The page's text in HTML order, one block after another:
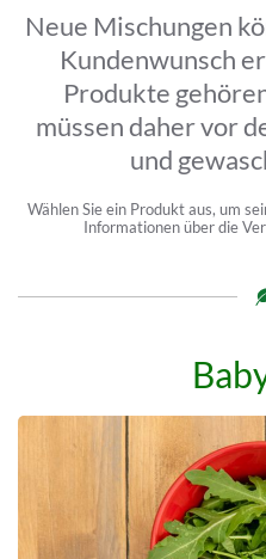
Neue Mischungen
Kundenwunsch
Produkte
müssen daher vor
und
Wählen Sie ein Produkt aus, um
Informationen über die